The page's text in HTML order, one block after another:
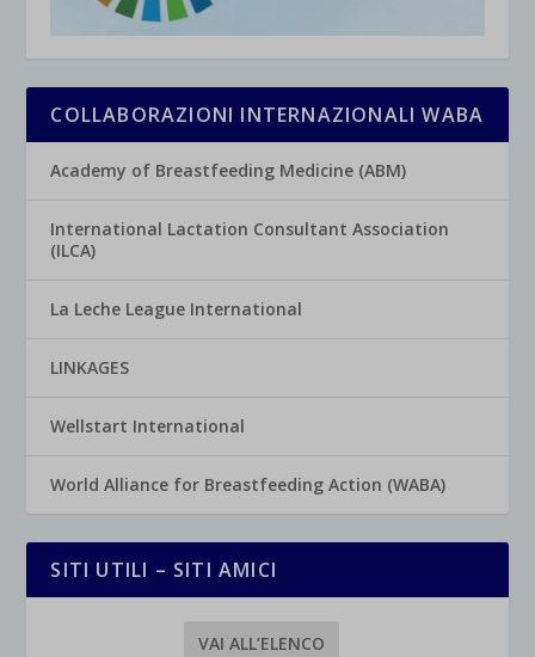
COLLABORAZIONI INTERNAZIONALI WABA
Academy of Breastfeeding Medicine (ABM)
International Lactation Consultant Association
(ILCA)
La Leche League International
LINKAGES
Wellstart International
World Alliance for Breastfeeding Action (WABA)
SITI UTILI – SITI AMICI
VAI ALL’ELENCO